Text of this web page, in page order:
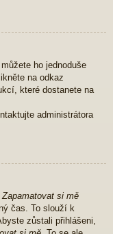
ho jednoduše
na odkaz
které dostanete na
administrátora
Zapamatovat si mě
čas. To slouží k
zůstali přihlášeni,